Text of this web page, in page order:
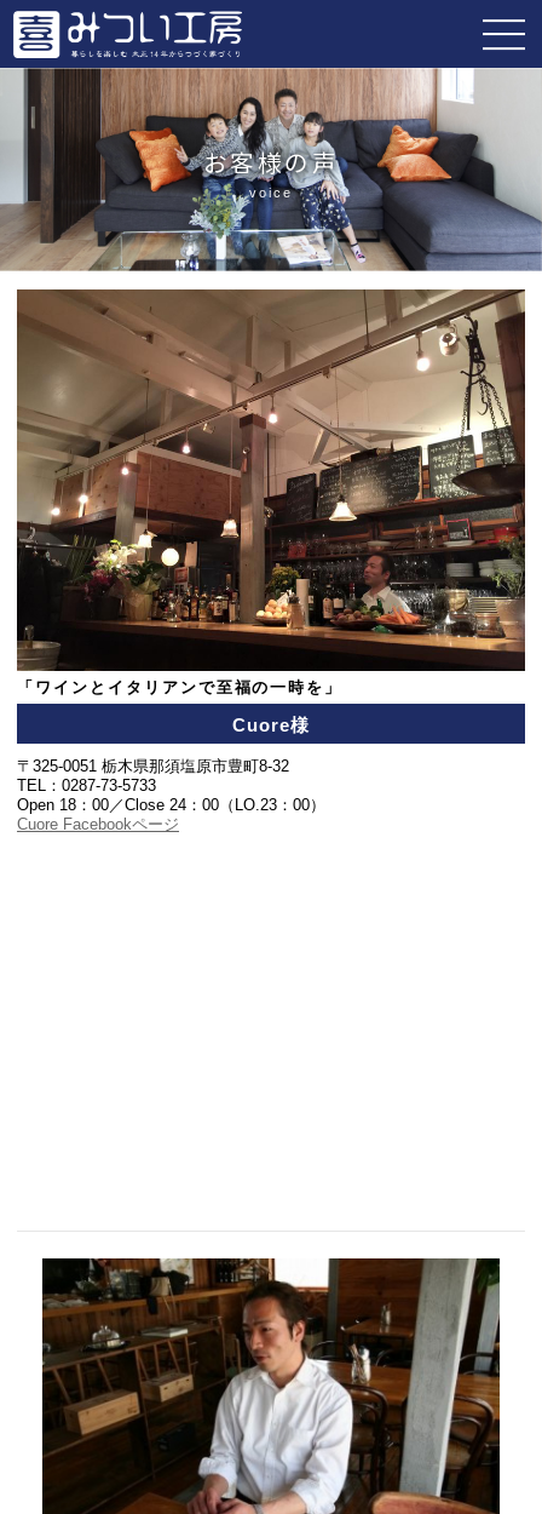
お客様の声
voice
「ワインとイタリアンで至福の一時を」
Cuore様
〒325-0051 栃木県那須塩原市豊町8-32
TEL：0287-73-5733
Open 18：00／Close 24：00（LO.23：00）
Cuore Facebookページ